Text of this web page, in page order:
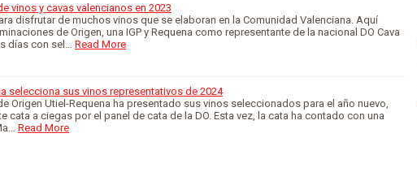
vinos y cavas valencianos en 2023
disfrutar de muchos vinos que se elaboran en la Comunidad Valenciana. Aquí
de Origen, una IGP y Requena como representante de la nacional DO Cava
días con sel…
Read More
selecciona sus vinos representativos de 2024
Origen Utiel-Requena ha presentado sus vinos seleccionados para el año nuevo,
cata a ciegas por el panel de cata de la DO. Esta vez, la cata ha contado con una
Read More